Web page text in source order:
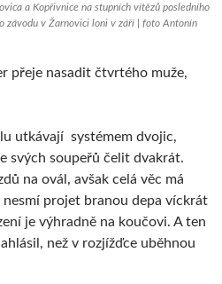
a Kopřivnice na stupních vítězů posledního
závodu v Žarnovici loni v září | foto Antonín
přeje nasadit čtvrtého muže,
utkávají systémem dvojic,
svých soupeřů čelit dvakrát.
na ovál, avšak celá věc má
nesmí projet branou depa víckrát
je výhradně na koučovi. A ten
než v rozjížďce uběhnou